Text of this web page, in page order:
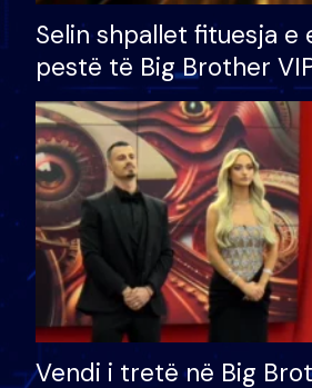
Selin shpallet fituesja e
pestë të Big Brother
çmimin e madh prej
Vendi i tretë në Big